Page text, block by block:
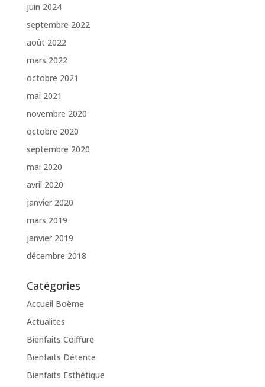
juin 2024
septembre 2022
août 2022
mars 2022
octobre 2021
mai 2021
novembre 2020
octobre 2020
septembre 2020
mai 2020
avril 2020
janvier 2020
mars 2019
janvier 2019
décembre 2018
Catégories
Accueil Boëme
Actualites
Bienfaits Coiffure
Bienfaits Détente
Bienfaits Esthétique